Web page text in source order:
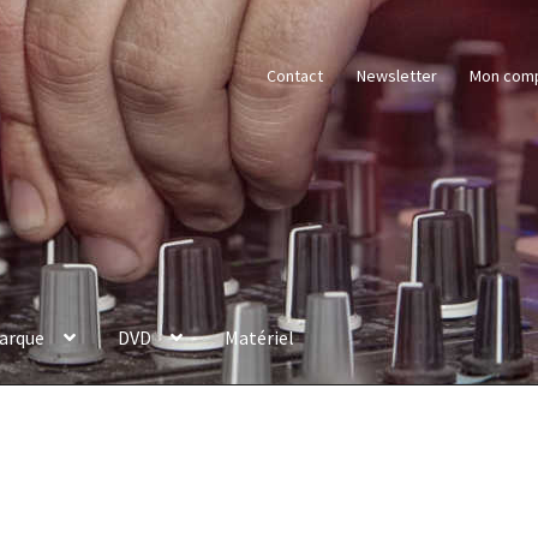
Contact Newsletter Mon
DVD Matériel